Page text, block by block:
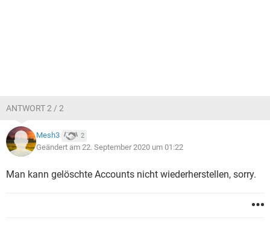
ANTWORT 2 / 2
Mesh3 2
Geändert am 22. September 2020 um 01:22
Man kann gelöschte Accounts nicht wiederherstellen, sorry.